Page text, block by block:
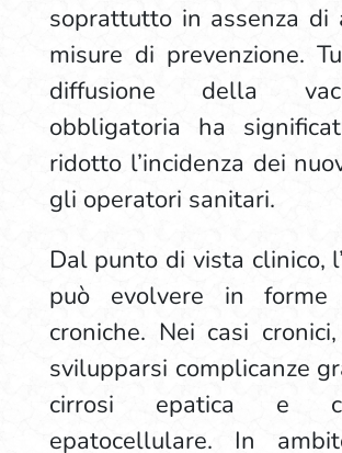
soprattutto in assenza di
misure di prevenzione.
diffusione della
obbligatoria ha
ridotto l’incidenza dei
gli operatori sanitari.
Dal punto di vista clinico,
può evolvere in
croniche. Nei casi
svilupparsi complicanze
cirrosi epatica e
epatocellulare. In